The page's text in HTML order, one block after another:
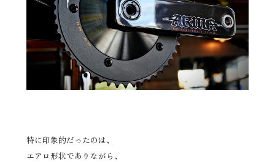
特に印象的だったのは、
エアロ形状でありながら、